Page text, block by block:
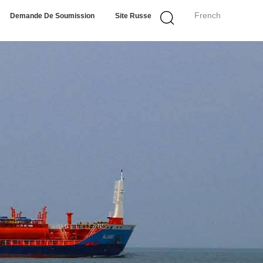
French
Demande De Soumission Site Russe